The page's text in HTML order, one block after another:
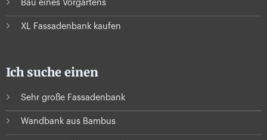
Bau eines Vorgartens
XL Fassadenbank kaufen
Ich suche einen
Sehr große Fassadenbank
Wandbank aus Bambus